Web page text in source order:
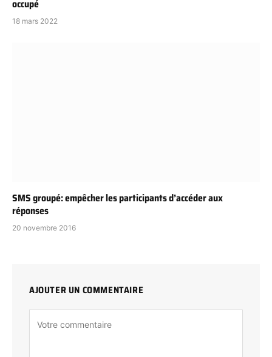
occupé
18 mars 2022
SMS groupé: empêcher les participants d’accéder aux
réponses
20 novembre 2016
AJOUTER UN COMMENTAIRE